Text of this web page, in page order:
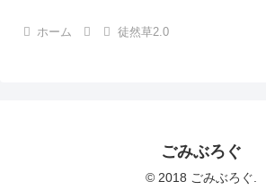
ホーム 徒然草2.0
ごみぶろぐ
© 2018 ごみぶろぐ.